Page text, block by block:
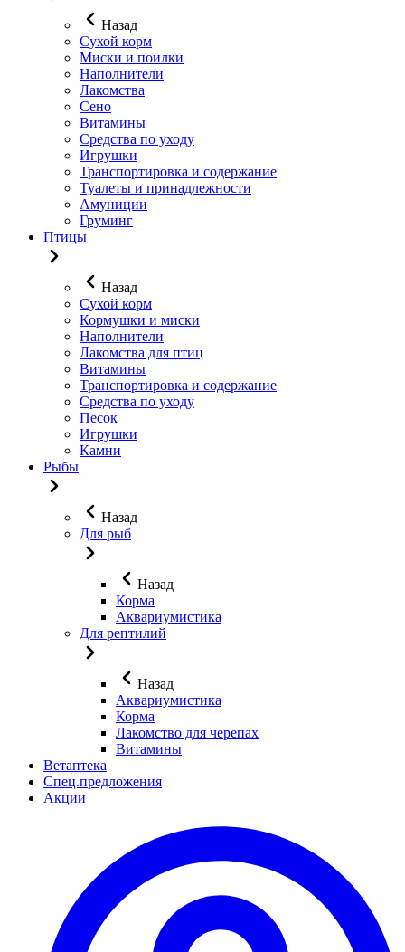
Назад
Сухой корм
Миски и поилки
Наполнители
Лакомства
Сено
Витамины
Средства по уходу
Игрушки
Транспортировка и содержание
Туалеты и принадлежности
Амуниции
Груминг
Птицы
Назад
Сухой корм
Кормушки и миски
Наполнители
Лакомства для птиц
Витамины
Транспортировка и содержание
Средства по уходу
Песок
Игрушки
Камни
Рыбы
Назад
Для рыб
Назад
Корма
Аквариумистика
Для рептилий
Назад
Аквариумистика
Корма
Лакомство для черепах
Витамины
Ветаптека
Спец.предложения
Акции